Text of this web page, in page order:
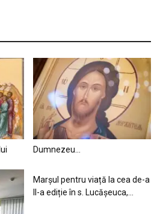
Dumnezeu…
Marșul pentru viață la cea de-a
II-a ediție în s. Lucășeuca,...